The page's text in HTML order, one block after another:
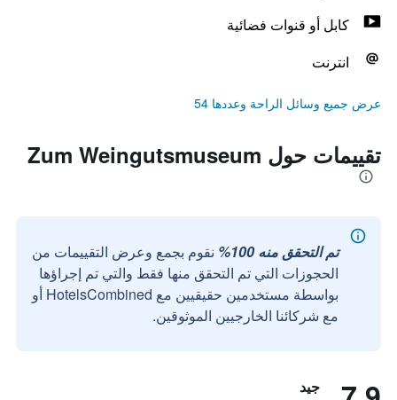
كابل أو قنوات فضائية
انترنت
عرض جميع وسائل الراحة وعددها 54
تقييمات حول Zum Weingutsmuseum
تم التحقق منه 100%
نقوم بجمع وعرض التقييمات من
الحجوزات التي تم التحقق منها فقط والتي تم إجراؤها
بواسطة مستخدمين حقيقيين مع HotelsCombined أو
مع شركائنا الخارجيين الموثوقين.
جيد